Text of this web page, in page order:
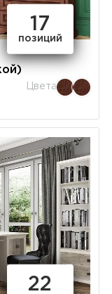
17
позиций
Цвета
22